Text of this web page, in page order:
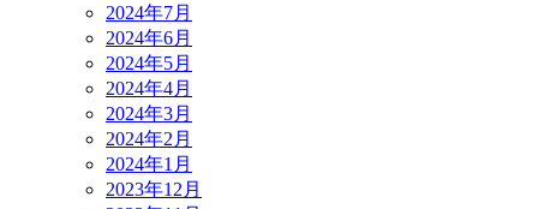
2024年7月
2024年6月
2024年5月
2024年4月
2024年3月
2024年2月
2024年1月
2023年12月